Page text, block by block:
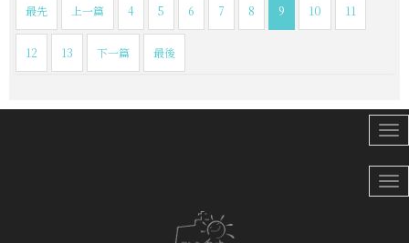
最先 上一篇 4 5 6 7 8 9 10 11
12 13 下一篇 最後